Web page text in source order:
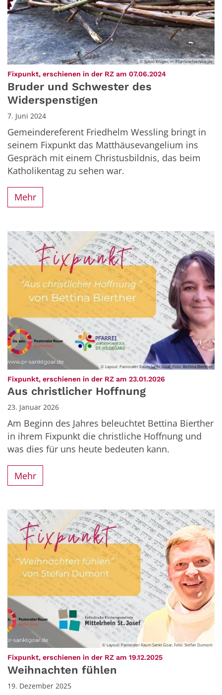
© Sylvio Krüger, in: Pfarrbriefservice.de
Fixpunkt, erschienen in der RZ am 07.06.2024:
Bruder und Schwester des
Widerspenstigen
7. Juni 2024
Gemeindereferent Friedhelm Wessling bringt in
seinem Fixpunkt das Matthäusevangelium ins
Gespräch mit einem Christusbildnis, das beim
Katholikentag zu sehen war.
Mehr
© Layout: Pastoraler Raum Sankt Goar, Foto: Bettina Bierther
Fixpunkt, erschienen in der RZ am 23.01.2026
Aus christlicher Hoffnung
23. Januar 2026
Am Beginn des Jahres beleuchtet Bettina Bierther
in ihrem Fixpunkt die christliche Hoffnung und
was dies für uns heute bedeuten kann.
Mehr
© Layout: Pastoraler Raum Sankt Goar, Foto: Stefan Dumont
Fixpunkt, erschienen in der RZ am 19.12.2025:
Weihnachten fühlen
19. Dezember 2025